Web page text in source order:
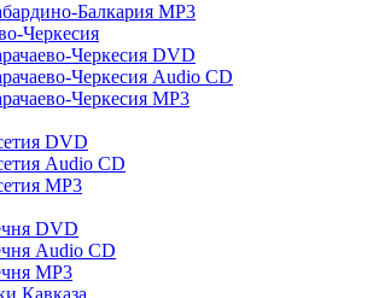
Балкария MP3
Черкесия
Черкесия DVD
Черкесия Audio CD
Черкесия MP3
DVD
Audio CD
MP3
DVD
Audio CD
MP3
Кавказа